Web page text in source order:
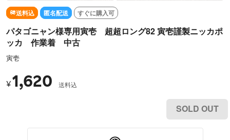
送料込 匿名配送 すぐに購入可
パタゴニャン様専用寅壱 超超ロング82 寅壱謹製ニッカポ
ッカ 作業着 中古
寅壱
¥1,620 送料込
SOLD OUT